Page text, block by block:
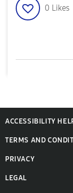
0 Likes
ACCESSIBILITY
TERMS AND
PRIVACY
LEGAL